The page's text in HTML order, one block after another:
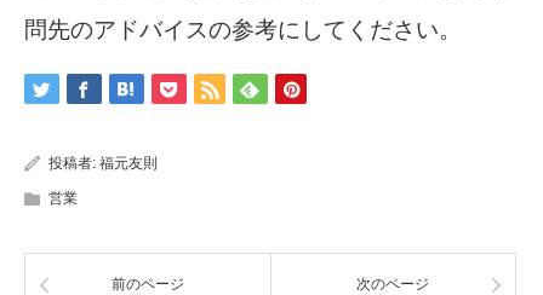
問先のアドバイスの参考にしてください。
投稿者: 福元友則
営業
前のページ 次のページ